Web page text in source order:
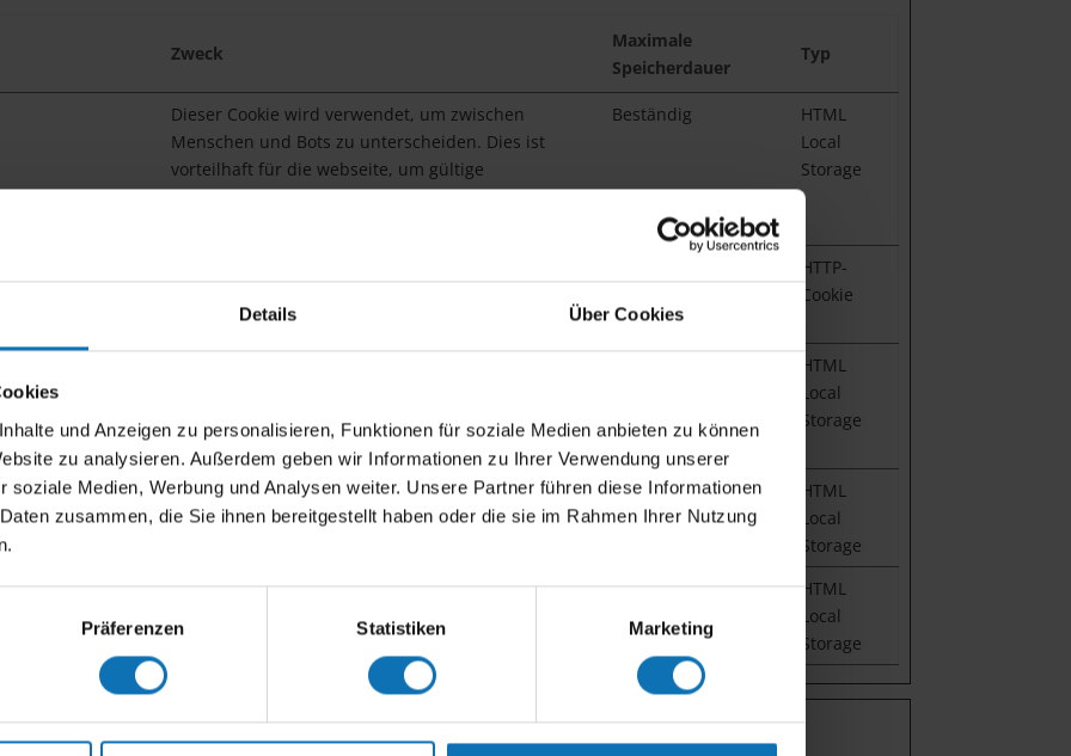
Details Über Cookies
und Anzeigen zu personalisieren, Funktionen für soziale Medien anbieten zu können
zu analysieren. Außerdem geben wir Informationen zu Ihrer Verwendung unserer
soziale Medien, Werbung und Analysen weiter. Unsere Partner führen diese Informationen
zusammen, die Sie ihnen bereitgestellt haben oder die sie im Rahmen Ihrer Nutzung
Präferenzen Statistiken Marketing
Zweck
Maximale
Speicherdauer
Typ
Dieser Cookie wird verwendet, um zwischen
Menschen und Bots zu unterscheiden. Dies ist
vorteilhaft für die webseite, um gültige
Berichte über die Nutzung ihrer webseite zu
Beständig
HTML
Local
Storage
Domäne.
HTTP-
Cookie
vorteilhaft für die Website, um gültige Berichte
über die Nutzung Ihrer Website zu erstellen.
HTML
Local
Storage
Dieser Cookie wird verwendet, um zwischen
Menschen und Bots zu unterscheiden.
Sitzung
HTML
Local
Storage
Dieser Cookie wird verwendet, um zwischen
Sitzung
HTML
Local
Storage